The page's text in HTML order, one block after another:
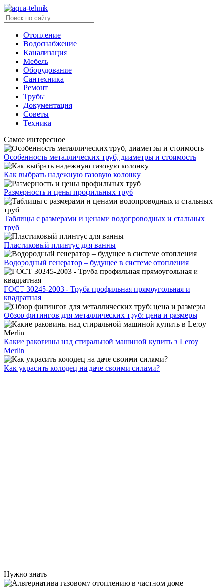
Отопление
Водоснабжение
Канализация
Мебель
Оборудование
Сантехника
Ремонт
Трубы
Документация
Советы
Техника
Самое интересное
Особенность металлических труб, диаметры и стоимость
Как выбрать надежную газовую колонку
Размерность и цены профильных труб
Таблицы с размерами и ценами водопроводных и стальных
труб
Пластиковый плинтус для ванны
Водородный генератор – будущее в системе отопления
ГОСТ 30245-2003 - Труба профильная прямоугольная и
квадратная
Обзор фитингов для металлических труб: цена и размеры
Какие раковины над стиральной машиной купить в Leroy
Merlin
Как украсить колодец на даче своими силами?
Нужно знать